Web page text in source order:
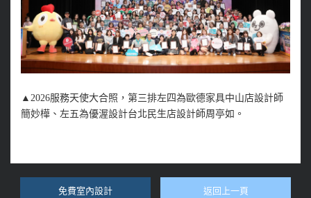
▲2026服務天使大合照，第三排左四為歐德家具中山店設計師
簡妙樺、左五為優渥設計台北民生店設計師周亭如。
免費室內設計 返回上一頁